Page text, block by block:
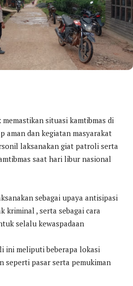
situasi kamtibmas di
aman dan kegiatan masyarakat
laksanakan giat patroli serta
saat hari libur nasional
sebagai upaya antisipasi
kriminal , serta sebagai cara
selalu kewaspadaan
ini meliputi beberapa lokasi
seperti pasar serta pemukiman